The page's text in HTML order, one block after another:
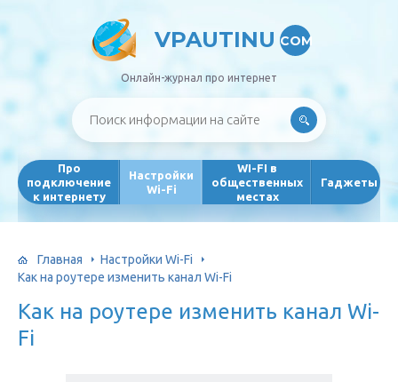
VPAUTINU COM
Онлайн-журнал про интернет
Про
подключение
к интернету
Настройки
Wi-Fi
WI-FI в
общественных
местах
Гаджеты
Главная
Настройки Wi-Fi
Как на роутере изменить канал Wi-Fi
Как на роутере изменить канал Wi-
Fi